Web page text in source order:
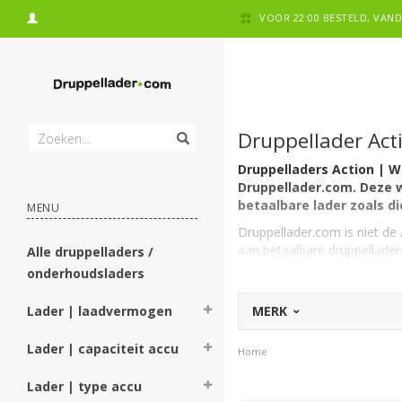
VOOR 22:00 BESTELD,
MENU
Alle druppelladers /
onderhoudsladers
Lader | laadvermogen
Lader | capaciteit accu
Lader | type accu
Druppellader
Druppelladers Action |
Druppellader.com.
betaalbare lader zoals
Druppellader.com is niet
aan betaalbare
druppellader die net zo
informatie over de
Betaalbare
Ook met een laag budget
MERK
Home